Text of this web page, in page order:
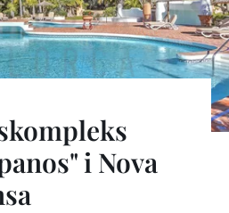
PORTALS MALLORCA
PÅ MALLORCA
ESTATE
i Nova